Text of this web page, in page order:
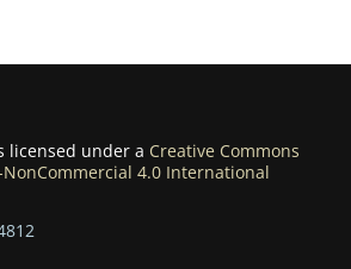
licensed under a Creative Commons
4.0 International